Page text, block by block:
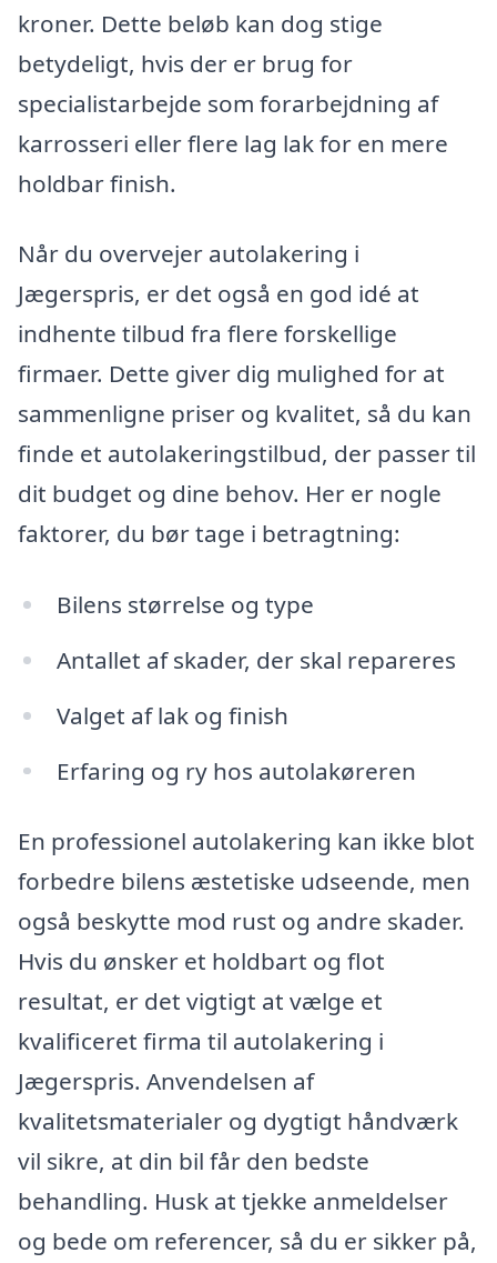
kroner. Dette beløb kan dog stige
betydeligt, hvis der er brug for
specialistarbejde som forarbejdning af
karrosseri eller flere lag lak for en mere
holdbar finish.
Når du overvejer autolakering i
Jægerspris, er det også en god idé at
indhente tilbud fra flere forskellige
firmaer. Dette giver dig mulighed for at
sammenligne priser og kvalitet, så du kan
finde et autolakeringstilbud, der passer til
dit budget og dine behov. Her er nogle
faktorer, du bør tage i betragtning:
Bilens størrelse og type
Antallet af skader, der skal repareres
Valget af lak og finish
Erfaring og ry hos autolakøreren
En professionel autolakering kan ikke blot
forbedre bilens æstetiske udseende, men
også beskytte mod rust og andre skader.
Hvis du ønsker et holdbart og flot
resultat, er det vigtigt at vælge et
kvalificeret firma til autolakering i
Jægerspris. Anvendelsen af
kvalitetsmaterialer og dygtigt håndværk
vil sikre, at din bil får den bedste
behandling. Husk at tjekke anmeldelser
og bede om referencer, så du er sikker på,